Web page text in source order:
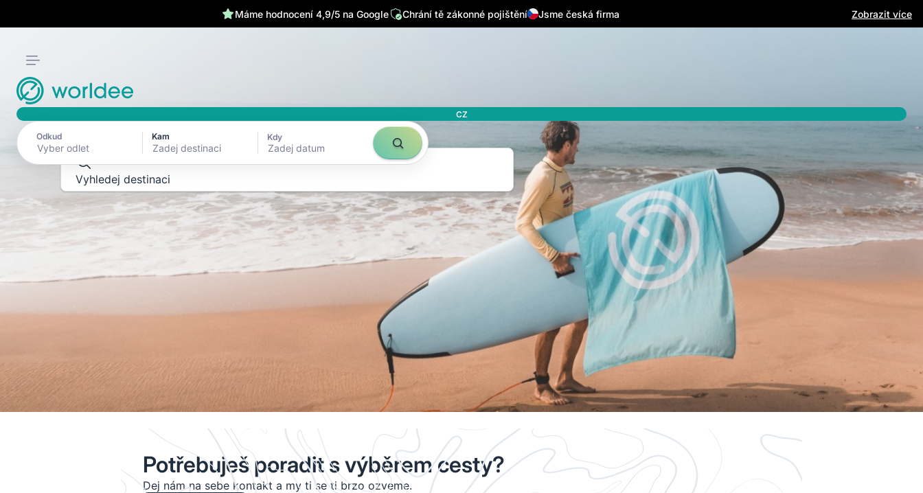
Máme hodnocení 4,9/5 na Google Chrání tě zákonné pojištění Jsme česká firma Zobrazit více
CZ
Odkud Kam Kdy
Zadej datum
Prozkoumej svět do
posledního detailu
Vyhledej destinaci
Potřebuješ poradit s výběrem cesty?
Dej nám na sebe kontakt a my ti se ti brzo ozveme.